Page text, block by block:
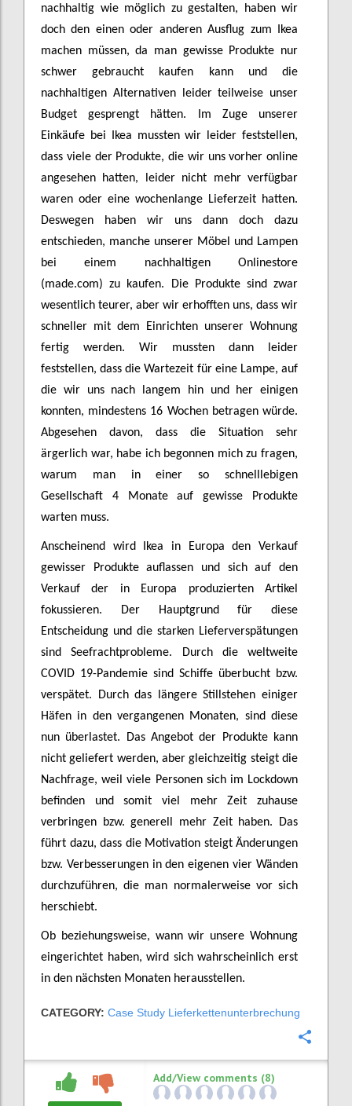
nachhaltig wie möglich zu gestalten, haben wir
doch den einen oder anderen Ausflug zum Ikea
machen müssen, da man gewisse Produkte nur
schwer gebraucht kaufen kann und die
nachhaltigen Alternativen leider teilweise unser
Budget gesprengt hätten. Im Zuge unserer
Einkäufe bei Ikea mussten wir leider feststellen,
dass viele der Produkte, die wir uns vorher online
angesehen hatten, leider nicht mehr verfügbar
waren oder eine wochenlange Lieferzeit hatten.
Deswegen haben wir uns dann doch dazu
entschieden, manche unserer Möbel und Lampen
bei einem nachhaltigen Onlinestore
(made.com) zu kaufen. Die Produkte sind zwar
wesentlich teurer, aber wir erhofften uns, dass wir
schneller mit dem Einrichten unserer Wohnung
fertig werden. Wir mussten dann leider
feststellen, dass die Wartezeit für eine Lampe, auf
die wir uns nach langem hin und her einigen
konnten, mindestens 16 Wochen betragen würde.
Abgesehen davon, dass die Situation sehr
ärgerlich war, habe ich begonnen mich zu fragen,
warum man in einer so schnelllebigen
Gesellschaft 4 Monate auf gewisse Produkte
warten muss.
Anscheinend wird Ikea in Europa den Verkauf
gewisser Produkte auflassen und sich auf den
Verkauf der in Europa produzierten Artikel
fokussieren. Der Hauptgrund für diese
Entscheidung und die starken Lieferverspätungen
sind Seefrachtprobleme. Durch die weltweite
COVID 19-Pandemie sind Schiffe überbucht bzw.
verspätet. Durch das längere Stillstehen einiger
Häfen in den vergangenen Monaten, sind diese
nun überlastet. Das Angebot der Produkte kann
nicht geliefert werden, aber gleichzeitig steigt die
Nachfrage, weil viele Personen sich im Lockdown
befinden und somit viel mehr Zeit zuhause
verbringen bzw. generell mehr Zeit haben. Das
führt dazu, dass die Motivation steigt Änderungen
bzw. Verbesserungen in den eigenen vier Wänden
durchzuführen, die man normalerweise vor sich
herschiebt.
Ob beziehungsweise, wann wir unsere Wohnung
eingerichtet haben, wird sich wahrscheinlich erst
in den nächsten Monaten herausstellen.
CATEGORY: Case Study Lieferkettenunterbrechung
Add/View comments (8)